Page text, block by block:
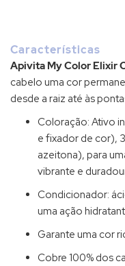
Características
Apivita My Color Elixir
cabelo uma cor
desde a raiz até às
Coloração: Ativo
e fixador de cor),
azeitona), para
vibrante e
Condicionador:
uma ação
Garante uma cor
Cobre 100% dos